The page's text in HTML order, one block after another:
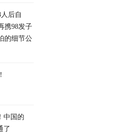
后自
携98发子
的细节公
中国的
了